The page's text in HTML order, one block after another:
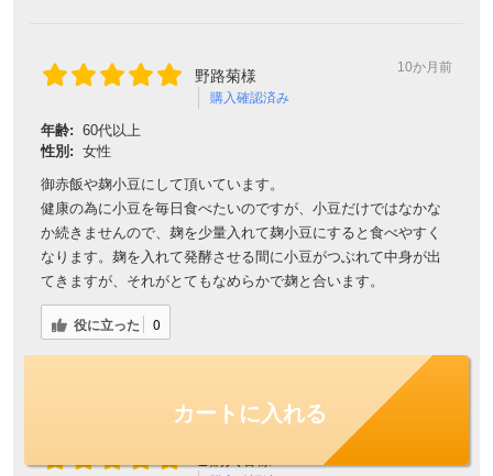
野路菊様
購入確認済み
10か月前
年齢: 60代以上
性別: 女性
御赤飯や麹小豆にして頂いています。
健康の為に小豆を毎日食べたいのですが、小豆だけではなかな
か続きませんので、麹を少量入れて麹小豆にすると食べやすく
なります。麹を入れて発酵させる間に小豆がつぶれて中身が出
てきますが、それがとてもなめらかで麹と合います。
役に立った 0
カートに入れる